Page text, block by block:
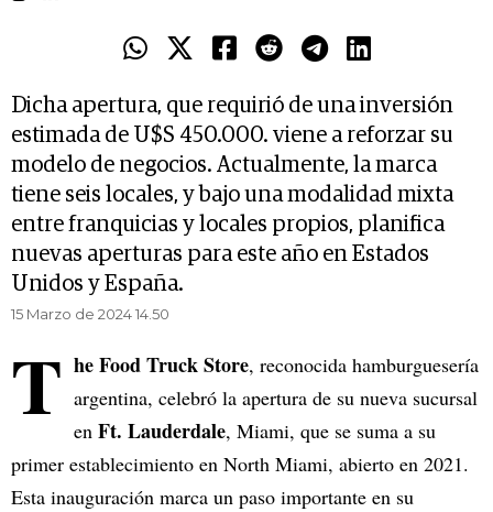
Dicha apertura, que requirió de una inversión
estimada de U$S 450.000. viene a reforzar su
modelo de negocios. Actualmente, la marca
tiene seis locales, y bajo una modalidad mixta
entre franquicias y locales propios, planifica
nuevas aperturas para este año en Estados
Unidos y España.
15 Marzo de 2024 14.50
T he Food Truck Store, reconocida hamburguesería
argentina, celebró la apertura de su nueva sucursal
en Ft. Lauderdale, Miami, que se suma a su
primer establecimiento en North Miami, abierto en 2021.
Esta inauguración marca un paso importante en su